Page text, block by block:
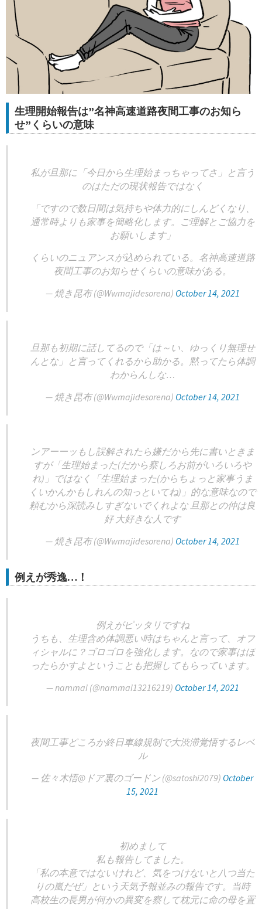
生理開始報告は”名神高速道路夜間工事のお知ら
せ”くらいの意味
私が旦那に「今日から生理始まっちゃってさ」と言う
のはただの現状報告ではなく
「ですので数日間は気持ちや体力的にしんどくなり、
通常時よりも家事を簡略化します。ご理解とご協力を
お願いします」
くらいのニュアンスが込められている。名神高速道路
夜間工事のお知らせくらいの意味がある。
— 焼き昆布 (@Wwmajidesorena) October 14, 2021
旦那も初期に話してるので「は～い、ゆっくり無理せ
んとな」と言ってくれるから助かる。黙ってたら体調
わからんしな…
— 焼き昆布 (@Wwmajidesorena) October 14, 2021
ンアーーッもし誤解されたら嫌だから先に書いときま
すが「生理始まった(だから察しろお前がいろいろや
れ)」ではなく「生理始まった(からちょっと家事うま
くいかんかもしれんの知っといてね)」的な意味なので
頼むから深読みしすぎないでくれよな 旦那との仲は良
好 大好きな人です
— 焼き昆布 (@Wwmajidesorena) October 14, 2021
例えが秀逸…！
例えがピッタリですね
うちも、生理含め体調悪い時はちゃんと言って、オフ
ィシャルに？ゴロゴロを強化します。なので家事はほ
ったらかすよということも把握してもらっています。
— nammai (@nammai13216219) October 14, 2021
夜間工事どころか終日車線規制で大渋滞覚悟するレベ
ル
— 佐々木悟@ドア裏のゴードン (@satoshi2079) October
15, 2021
初めまして
私も報告してました。
「私の本意ではないけれど、気をつけないと八つ当た
りの嵐だぜ」という天気予報並みの報告です。当時
高校生の長男が何かの異変を察して枕元に命の母を置